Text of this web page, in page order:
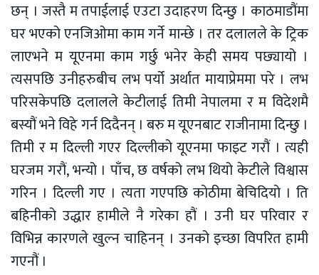
छन् । जस्तै म तपाईलाई एउटा उदाहरण दिन्छु । काठमाडौंमा
घर भएको एनजिओमा काम गर्ने मान्छे । तर दलालले के ट्रिक
लाएभने म यूएनमा काम गर्छु भनेर केही समय पछ्यायो ।
त्यसपछि उनीहरुबीच लभ पर्यो अर्थात मायाप्रेममा परे । लभ
परिसकेपछि दलालले केटीलाई तिमी नेपालमा र म विदेशमै
बस्यौं भने विहे गर्न दिदैनन् । बरु म यूएनबाट राजीनामा दिन्छु ।
तिमी र म दिल्ली गएर दिल्लीको यूएनमा फाइट गरौं । त्यही
घरजम गरौं, भन्यो । पाँच, छ वर्षको लभ थियो केटीले विश्वास
गरिन । दिल्ली गए । त्यता गएपछि कोठीमा बेचिदियो । ति
बहिनीको उद्धार हामीले नै गरेका हौं । उनी घर परिवार र
विभिन्न कारणले खुल्न चाहिनन् । उनको इच्छा विपरित हामी
गएनौं ।